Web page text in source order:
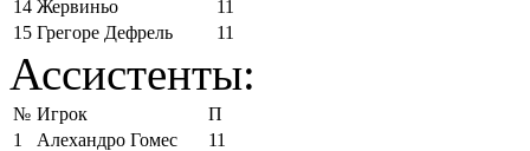
14 Жервиньо
11
15 Грегоре Дефрель 11
Ассистенты:
№ Игрок
П
1
Алехандро Гомес
11